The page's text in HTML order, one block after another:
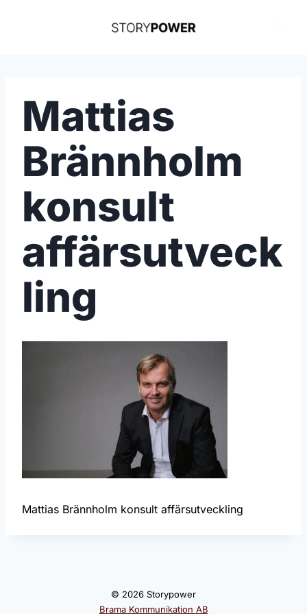
Mattias
Brännholm
konsult
affärsutveck
ling
Mattias Brännholm konsult affärsutveckling
© 2026 Storypower
Brama Kommunikation AB